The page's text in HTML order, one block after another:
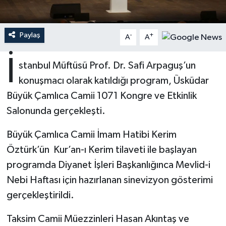
Paylaş A- A+
stanbul Müftüsü Prof. Dr. Safi Arpaguş’un
konuşmacı olarak katıldığı program, Üsküdar
Büyük Çamlıca Camii 1071 Kongre ve Etkinlik
Salonunda gerçekleşti.
Büyük Çamlıca Camii İmam Hatibi Kerim
Öztürk’ün Kur’an-ı Kerim tilaveti ile başlayan
programda Diyanet İşleri Başkanlığınca Mevlid-i
Nebi Haftası için hazırlanan sinevizyon gösterimi
gerçekleştirildi.
Taksim Camii Müezzinleri Hasan Akıntaş ve
Balıkesir Müftülüğü
Bartın Müftülüğü
Batman Müftülüğü
Bayburt Müftülüğü
Bilecik Müftülüğü
Bingöl Müftülüğü
Bitlis Müftülüğü
Bolu Müftülüğü
Burdur Müftülüğü
Peygamberimizin Hayatı
Ramazan
Sahabeler
Zekat
DİYANET RADYO/TV
DEPREM
Dünya
Eğitim
Kültür-Sanat
Aile
Sağlık
Makaleler
Ekonomi